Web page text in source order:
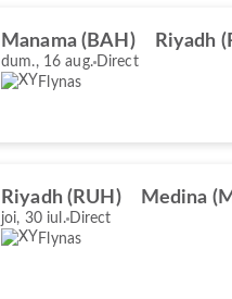
Manama (BAH) Riyadh
dum., 16 aug. Direct
Flynas
Riyadh (RUH) Medina
joi, 30 iul. Direct
Flynas